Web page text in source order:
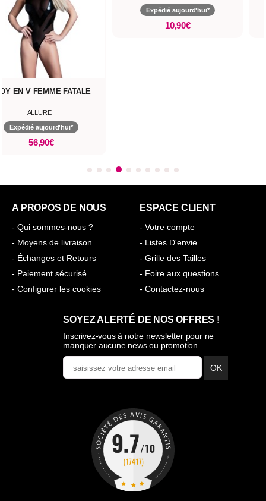
EN V FEMME FATALE
ALLURE
Expédié aujourd'hui*
56,90€
Expédié aujourd'hui*
10,90€
A PROPOS DE NOUS
- Qui sommes-nous ?
- Moyens de livraison
- Échanges et Retours
- Paiement sécurisé
- Configurer les cookies
ESPACE CLIENT
- Votre compte
- Listes D'envie
- Grille des Tailles
- Foire aux questions
- Contactez-nous
SOYEZ ALERTÉ DE NOS OFFRES !
Inscrivez-vous à notre newsletter pour ne
manquer aucune news ou promotion.
OK